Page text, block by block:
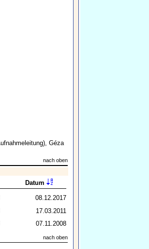
Géza
nach oben
Datum
08.12.2017
17.03.2011
07.11.2008
nach oben